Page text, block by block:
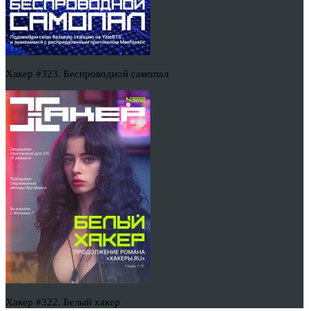
Хакер #323. Беспроводной самопал
Хакер #322. Белый хакер